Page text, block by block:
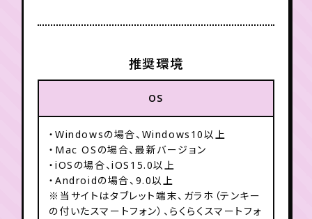
推奨環境
OS
・Windowsの場合、Windows10以上
・Mac OSの場合、最新バージョン
・iOSの場合、iOS15.0以上
・Androidの場合、9.0以上
※当サイトはタブレット端末、ガラホ（テンキー
の付いたスマートフォン）、らくらくスマートフォ